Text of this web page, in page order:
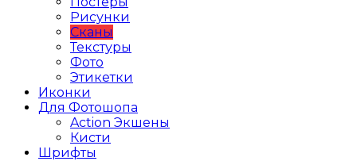
Рисунки
Сканы
Текстуры
Фото
Этикетки
Иконки
Для Фотошопа
Action Экшены
Кисти
Шрифты